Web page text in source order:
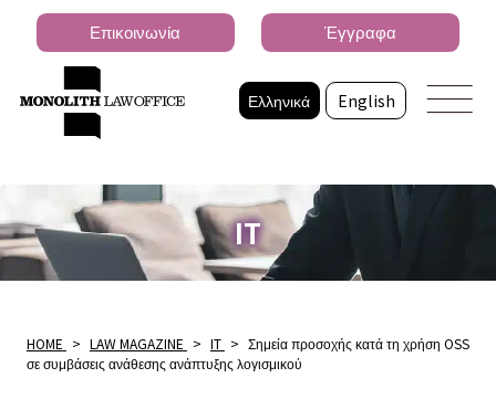
Ελληνικά English
Επικοινωνία Έγγραφα
IT
HOME > LAW MAGAZINE > IT > Σημεία προσοχής κατά τη χρήση OSS
σε συμβάσεις ανάθεσης ανάπτυξης λογισμικού